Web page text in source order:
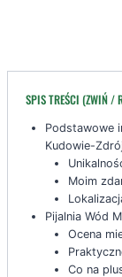
SPIS TREŚCI (ZWIŃ /
Podstawowe
Kudowie-Zdrój
Moim
Pijalnia Wód
Ocena
Co na